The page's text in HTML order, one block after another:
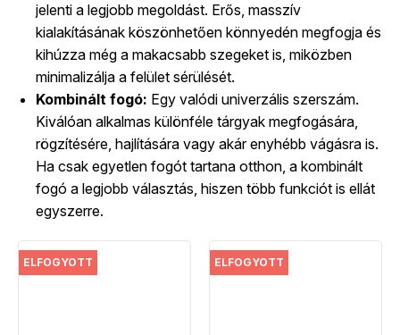
jelenti a legjobb megoldást. Erős, masszív
kialakításának köszönhetően könnyedén megfogja és
kihúzza még a makacsabb szegeket is, miközben
minimalizálja a felület sérülését.
Kombinált fogó: Egy valódi univerzális szerszám.
Kiválóan alkalmas különféle tárgyak megfogására,
rögzítésére, hajlítására vagy akár enyhébb vágásra is.
Ha csak egyetlen fogót tartana otthon, a kombinált
fogó a legjobb választás, hiszen több funkciót is ellát
egyszerre.
ELFOGYOTT ELFOGYOTT